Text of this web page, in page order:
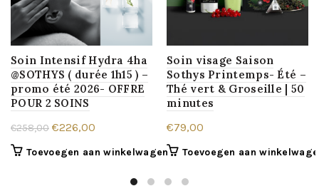
Soin Intensif Hydra 4ha
@SOTHYS ( durée 1h15 ) –
promo été 2026- OFFRE
POUR 2 SOINS
€258,00 Oorspronkelijke
€226,00
€226,00.
Toevoegen aan winkelwagen
Soin visage Saison
Sothys Printemps- Été –
Thé vert & Groseille | 50
minutes
€79,00
Toevoegen aan